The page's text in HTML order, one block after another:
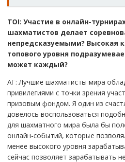
TOI: Участие в онлайн-
шахматистов делает
непредсказуемыми? Высокая
топового уровня
может каждый?
АГ: Лучшие шахматисты мира
привилегиями с точки зрения
призовым фондом. Я один из
довелось воспользоваться
для шахматного мира была бы
онлайн-событий, которые
менее высокого уровня
сейчас позволяет зарабатывать